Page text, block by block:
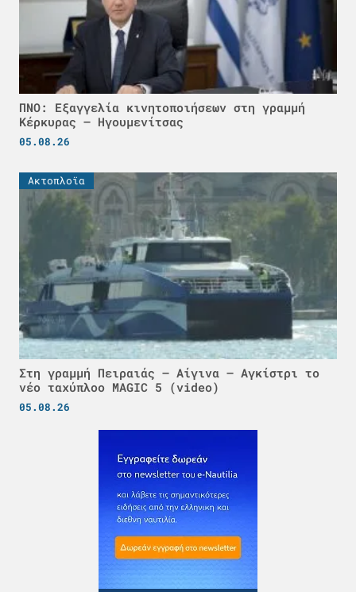
ΠΝΟ: Εξαγγελία κινητοποιήσεων στη γραμμή
Κέρκυρας – Ηγουμενίτσας
05.08.26
Ακτοπλοϊα
Στη γραμμή Πειραιάς – Αίγινα – Αγκίστρι το
νέο ταχύπλοο MAGIC 5 (video)
05.08.26